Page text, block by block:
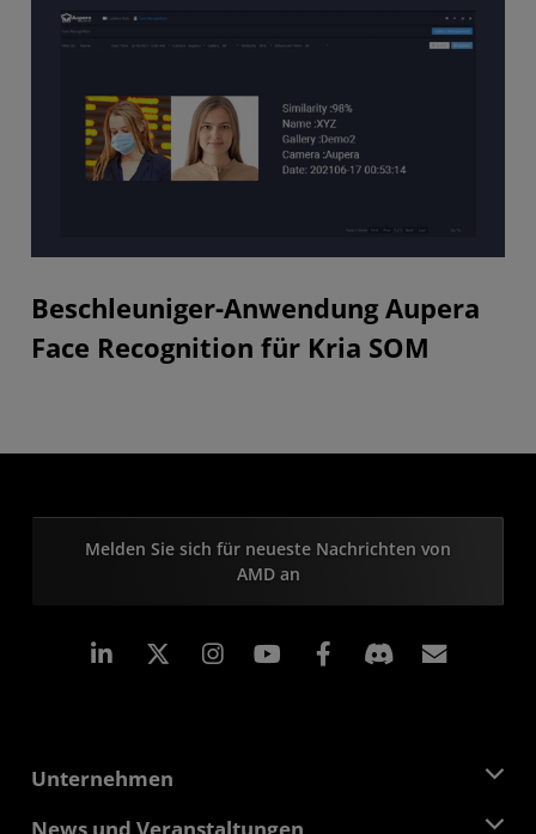
Beschleuniger-Anwendung Aupera
Face Recognition für Kria SOM
Melden Sie sich für neueste Nachrichten von
AMD an
LinkedIn Instagram Facebook
Unternehmen
Über AMD
News und Veranstaltungen